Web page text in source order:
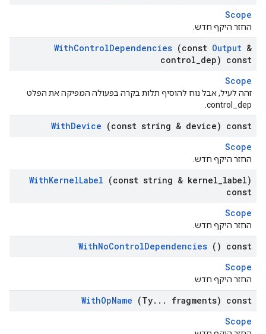
Scope
החזר היקף חדש.
WithControlDependencies (const Output &
control dep) const
Scope
זהה לעיל, אבל נוח להוסיף תלות בקרה בפעולה המפיקה את הפלט
control_dep.
WithDevice (const string & device) const
Scope
החזר היקף חדש.
WithKernelLabel (const string & kernel label)
const
Scope
החזר היקף חדש.
WithNoControlDependencies () const
Scope
החזר היקף חדש.
WithOpName (Ty. . .
fragments) const
Scope